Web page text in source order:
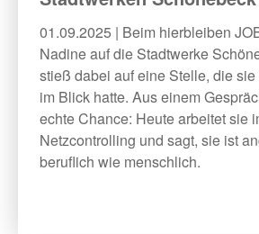
01.09.2025 | Beim hierbleiben
Nadine auf die Stadtwerke
stieß dabei auf eine Stelle, die
im Blick hatte. Aus einem
echte Chance: Heute arbeitet sie
Netzcontrolling und sagt, sie ist
beruflich wie menschlich.